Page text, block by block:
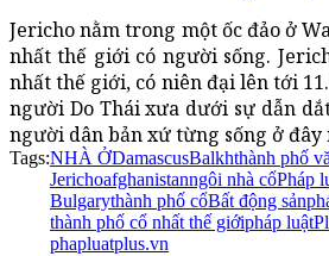
Jericho nằm trong một ốc đảo ở
nhất thế giới có người sống.
nhất thế giới, có niên đại lên tới
người Do Thái xưa dưới sự dẫn
người dân bản xứ từng sống ở
Tags:NHÀ ỞDamascusBalkhthành phố
Jerichoafghanistanngôi nhà cổPháp
Bulgarythành phố cổBất động sản
thành phố cổ nhất thế giớipháp luật
phapluatplus.vn